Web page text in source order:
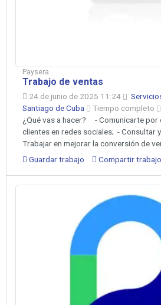
Paysera
Trabajo de ventas
24 de junio de 2025 11:24
Santiago de Cuba
Tiempo completo
¿Qué vas a hacer? ‍ - Comunicarte
clientes en redes sociales; - Consultar
Trabajar en mejorar la conversión de
Guardar trabajo
Compartir trabajo